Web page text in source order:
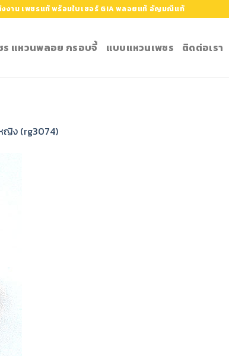
งาน เพชรแท้ พร้อมใบเซอร์ GIA พลอยแท้ อัญมณีแท้
ร แหวนพลอย กรอบจี้ แบบแหวนเพชร ติดต่อเรา
ญิง (rg3074)